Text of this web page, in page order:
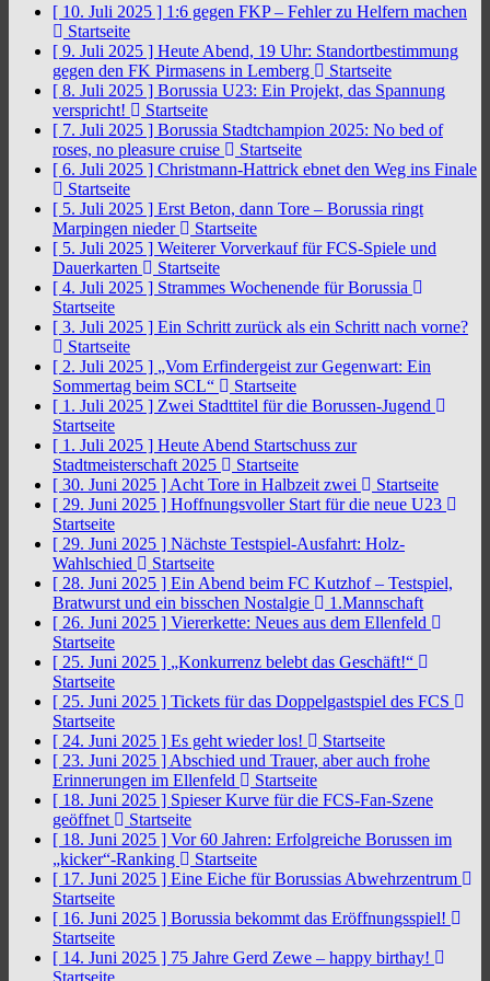
[ 10. Juli 2025 ] 1:6 gegen FKP – Fehler zu Helfern machen
Startseite
[ 9. Juli 2025 ] Heute Abend, 19 Uhr: Standortbestimmung
gegen den FK Pirmasens in Lemberg
Startseite
[ 8. Juli 2025 ] Borussia U23: Ein Projekt, das Spannung
verspricht!
Startseite
[ 7. Juli 2025 ] Borussia Stadtchampion 2025: No bed of
roses, no pleasure cruise
Startseite
[ 6. Juli 2025 ] Christmann-Hattrick ebnet den Weg ins Finale
Startseite
[ 5. Juli 2025 ] Erst Beton, dann Tore – Borussia ringt
Marpingen nieder
Startseite
[ 5. Juli 2025 ] Weiterer Vorverkauf für FCS-Spiele und
Dauerkarten
Startseite
[ 4. Juli 2025 ] Strammes Wochenende für Borussia
Startseite
[ 3. Juli 2025 ] Ein Schritt zurück als ein Schritt nach vorne?
Startseite
[ 2. Juli 2025 ] „Vom Erfindergeist zur Gegenwart: Ein
Sommertag beim SCL“
Startseite
[ 1. Juli 2025 ] Zwei Stadttitel für die Borussen-Jugend
Startseite
[ 1. Juli 2025 ] Heute Abend Startschuss zur
Stadtmeisterschaft 2025
Startseite
[ 30. Juni 2025 ] Acht Tore in Halbzeit zwei
Startseite
[ 29. Juni 2025 ] Hoffnungsvoller Start für die neue U23
Startseite
[ 29. Juni 2025 ] Nächste Testspiel-Ausfahrt: Holz-
Wahlschied
Startseite
[ 28. Juni 2025 ] Ein Abend beim FC Kutzhof – Testspiel,
Bratwurst und ein bisschen Nostalgie
1.Mannschaft
[ 26. Juni 2025 ] Viererkette: Neues aus dem Ellenfeld
Startseite
[ 25. Juni 2025 ] „Konkurrenz belebt das Geschäft!“
Startseite
[ 25. Juni 2025 ] Tickets für das Doppelgastspiel des FCS
Startseite
[ 24. Juni 2025 ] Es geht wieder los!
Startseite
[ 23. Juni 2025 ] Abschied und Trauer, aber auch frohe
Erinnerungen im Ellenfeld
Startseite
[ 18. Juni 2025 ] Spieser Kurve für die FCS-Fan-Szene
geöffnet
Startseite
[ 18. Juni 2025 ] Vor 60 Jahren: Erfolgreiche Borussen im
„kicker“-Ranking
Startseite
[ 17. Juni 2025 ] Eine Eiche für Borussias Abwehrzentrum
Startseite
[ 16. Juni 2025 ] Borussia bekommt das Eröffnungsspiel!
Startseite
[ 14. Juni 2025 ] 75 Jahre Gerd Zewe – happy birthay!
Startseite